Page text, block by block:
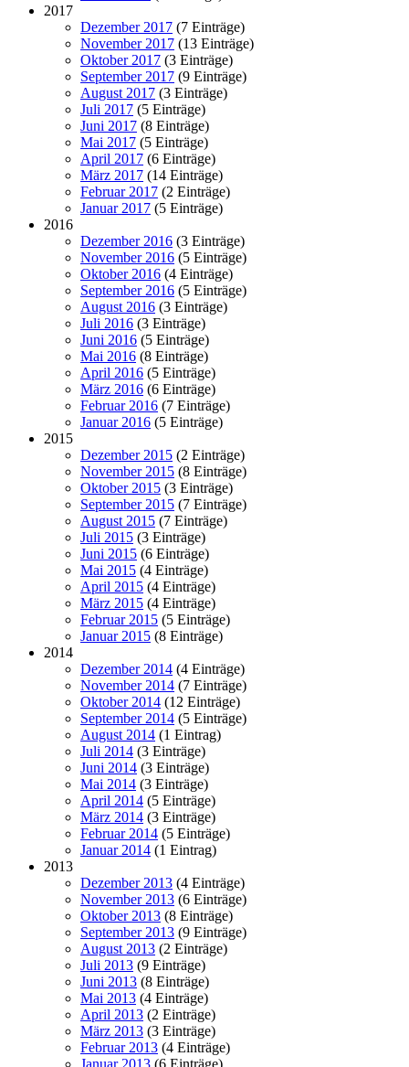
2017
Dezember 2017 (7 Einträge)
November 2017 (13 Einträge)
Oktober 2017 (3 Einträge)
September 2017 (9 Einträge)
August 2017 (3 Einträge)
Juli 2017 (5 Einträge)
Juni 2017 (8 Einträge)
Mai 2017 (5 Einträge)
April 2017 (6 Einträge)
März 2017 (14 Einträge)
Februar 2017 (2 Einträge)
Januar 2017 (5 Einträge)
2016
Dezember 2016 (3 Einträge)
November 2016 (5 Einträge)
Oktober 2016 (4 Einträge)
September 2016 (5 Einträge)
August 2016 (3 Einträge)
Juli 2016 (3 Einträge)
Juni 2016 (5 Einträge)
Mai 2016 (8 Einträge)
April 2016 (5 Einträge)
März 2016 (6 Einträge)
Februar 2016 (7 Einträge)
Januar 2016 (5 Einträge)
2015
Dezember 2015 (2 Einträge)
November 2015 (8 Einträge)
Oktober 2015 (3 Einträge)
September 2015 (7 Einträge)
August 2015 (7 Einträge)
Juli 2015 (3 Einträge)
Juni 2015 (6 Einträge)
Mai 2015 (4 Einträge)
April 2015 (4 Einträge)
März 2015 (4 Einträge)
Februar 2015 (5 Einträge)
Januar 2015 (8 Einträge)
2014
Dezember 2014 (4 Einträge)
November 2014 (7 Einträge)
Oktober 2014 (12 Einträge)
September 2014 (5 Einträge)
August 2014 (1 Eintrag)
Juli 2014 (3 Einträge)
Juni 2014 (3 Einträge)
Mai 2014 (3 Einträge)
April 2014 (5 Einträge)
März 2014 (3 Einträge)
Februar 2014 (5 Einträge)
Januar 2014 (1 Eintrag)
2013
Dezember 2013 (4 Einträge)
November 2013 (6 Einträge)
Oktober 2013 (8 Einträge)
September 2013 (9 Einträge)
August 2013 (2 Einträge)
Juli 2013 (9 Einträge)
Juni 2013 (8 Einträge)
Mai 2013 (4 Einträge)
April 2013 (2 Einträge)
März 2013 (3 Einträge)
Februar 2013 (4 Einträge)